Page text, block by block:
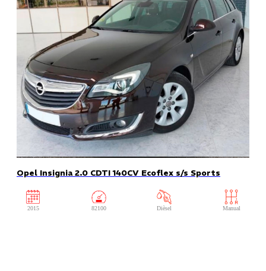
Opel Insignia 2.0 CDTI 140CV Ecoflex s/s Sports
2015 82100 Dièsel Manual